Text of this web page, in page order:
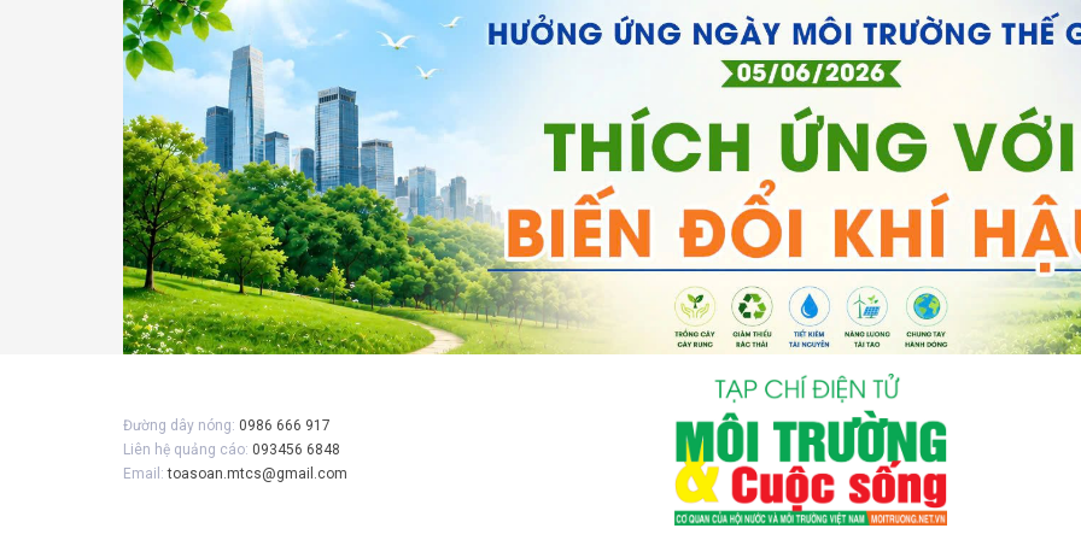
Đường dây nóng: 0986 666 917
Liên hệ quảng cáo: 093456 6848
Email:toasoan.mtcs@gmail.com
Gửi bình luận